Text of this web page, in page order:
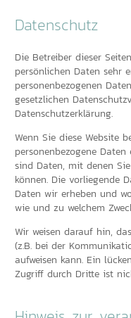
Datenschutz
Die Betreiber dieser
persönlichen Daten sehr
personenbezogenen
gesetzlichen
Datenschutzerklärung.
Wenn Sie diese Website
personenbezogene Daten
sind Daten, mit denen
können. Die vorliegende
Daten wir erheben und
wie und zu welchem
Wir weisen darauf hin,
(z.B. bei der
aufweisen kann. Ein
Zugriff durch Dritte ist